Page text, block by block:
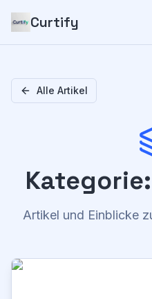
Curtify
Alle Artikel
Kategorie:
Artikel und Einblicke